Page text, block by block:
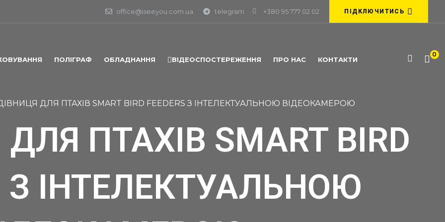
office@iseeyou.com.ua telegram +380 95 777 02 02 ПІДКЛЮЧИТИСЬ
ПОЛІГРАФ ОБЛАДНАННЯ ВІДЕОСПОСТЕРЕЖЕННЯ ПРО НАС КОНТАКТИ
0
ДЛЯ ПТАХІВ SMART BIRD FEEDERS З ІНТЕЛЕКТУАЛЬНОЮ ВІДЕОКАМЕРОЮ
ПТАХІВ SMART BIRD
З ІНТЕЛЕКТУАЛЬНОЮ